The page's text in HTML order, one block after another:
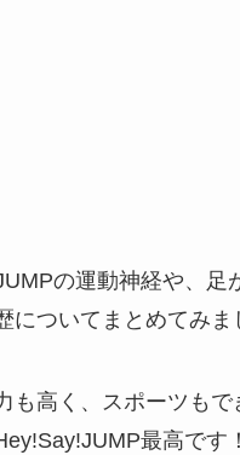
の運動神経や、足
についてまとめてみま
も高く、スポーツもで
最高です！